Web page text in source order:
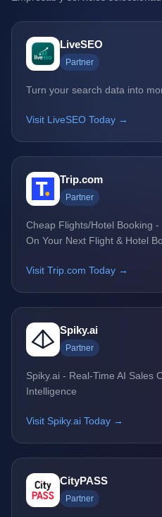
LiveSEO
Partner
Turn your search data into
Visit LiveSEO Today →
Trip.com
Partner
Cheap Flights/Hotel Booking
On Your Next Flight & Hotel
Visit Trip.com Today →
Spiky.ai
Partner
Spiky.ai - Real-Time AI Sales
Intelligence
Visit Spiky.ai Today →
CityPASS
Partner